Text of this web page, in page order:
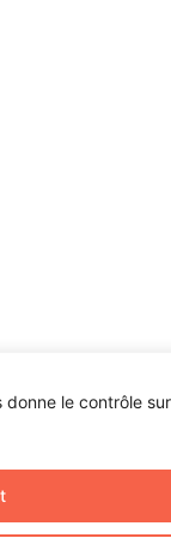
donne le contrôle